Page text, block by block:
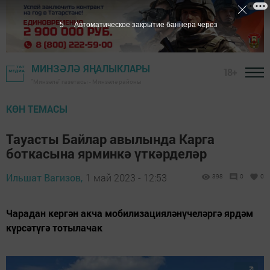
МИНЗӘЛӘ ЯҢАЛЫКЛАРЫ
КӨН ТЕМАСЫ
Тауасты Байлар авылында Карга
боткасына ярминкә үткәрделәр
Ильшат Вагизов, 1 май 2023 - 12:53 398 0 0
Чарадан кергән акча мобилизацияләнүчеләргә ярдәм
күрсәтүгә тотылачак
3 Автоматическое закрытие баннера через